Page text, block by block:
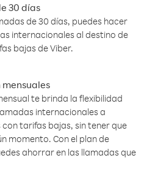
30 días
de 30 días, puedes hacer
internacionales al destino de
bajas de Viber.
mensuales
te brinda la flexibilidad
internacionales a
tarifas bajas, sin tener que
momento. Con el plan de
ahorrar en las llamadas que